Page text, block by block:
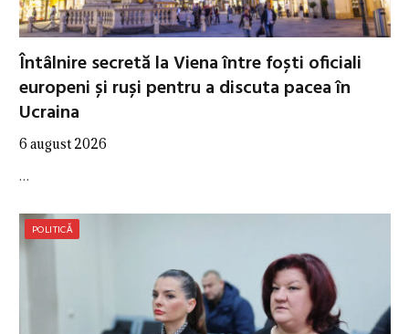
Întâlnire secretă la Viena între foști oficiali
europeni și ruși pentru a discuta pacea în
Ucraina
6 august 2026
…
POLITICĂ